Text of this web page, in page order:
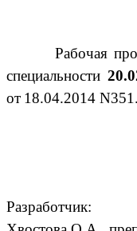
Рабочая
специальности
от 18.04.2014 N351.
Разработчик: